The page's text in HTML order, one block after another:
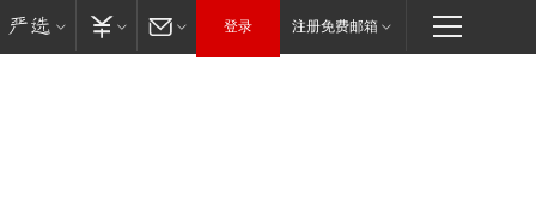
登录 注册免费邮箱